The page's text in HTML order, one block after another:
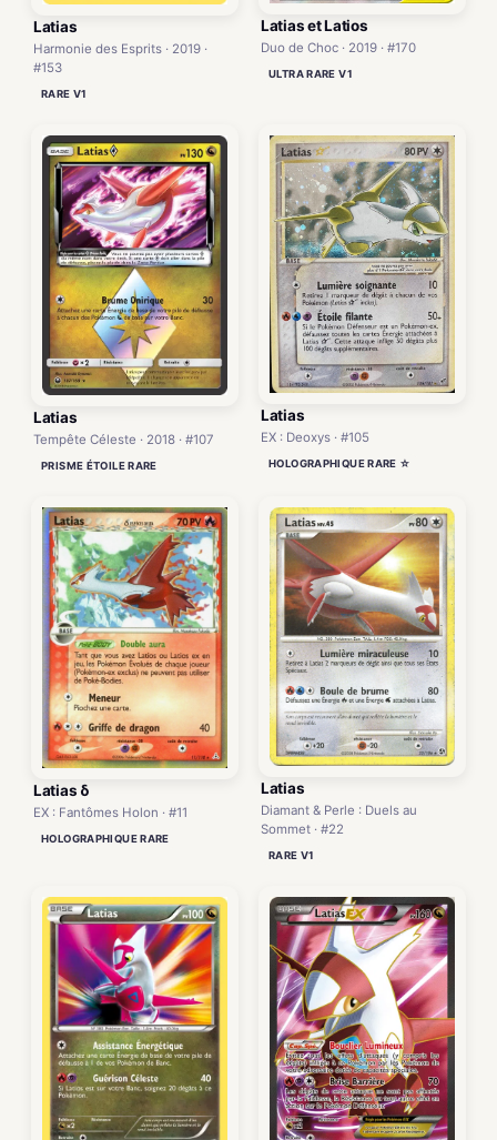
Latias
Harmonie des Esprits · 2019 ·
#153
RARE V1
Latias et Latios
Duo de Choc · 2019 · #170
ULTRA RARE V1
Latias
Tempête Céleste · 2018 · #107
PRISME ÉTOILE RARE
Latias
EX : Deoxys · #105
HOLOGRAPHIQUE RARE ☆
Latias δ
EX : Fantômes Holon · #11
HOLOGRAPHIQUE RARE
Latias
Diamant & Perle : Duels au
Sommet · #22
RARE V1